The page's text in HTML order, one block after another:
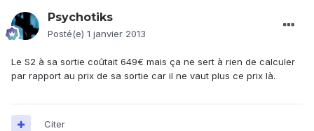
Psychotiks
Posté(e) 1 janvier 2013
Le S2 à sa sortie coûtait 649€ mais ça ne sert à rien de calculer
par rapport au prix de sa sortie car il ne vaut plus ce prix là.
Citer